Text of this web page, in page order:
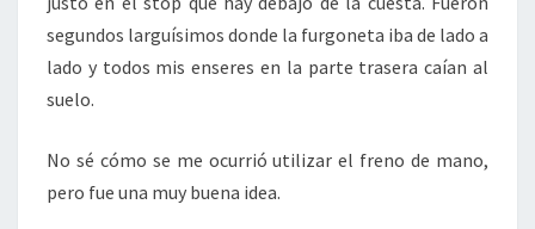
segundos larguísimos donde la furgoneta iba de lado a
lado y todos mis enseres en la parte trasera caían al
suelo.
No sé cómo se me ocurrió utilizar el freno de mano,
pero fue una muy buena idea.